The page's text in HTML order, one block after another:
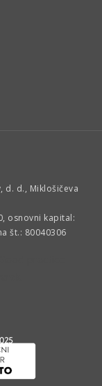
d. d., Miklošičeva
osnovni kapital:
št.: 80040306